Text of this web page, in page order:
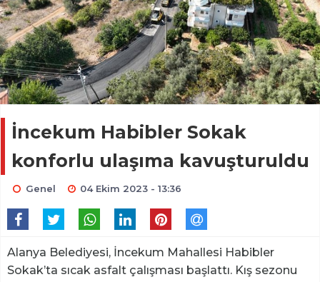
İncekum Habibler Sokak
konforlu ulaşıma kavuşturuldu
Genel 04 Ekim 2023 - 13:36
Alanya Belediyesi, İncekum Mahallesi Habibler
Sokak’ta sıcak asfalt çalışması başlattı. Kış sezonu